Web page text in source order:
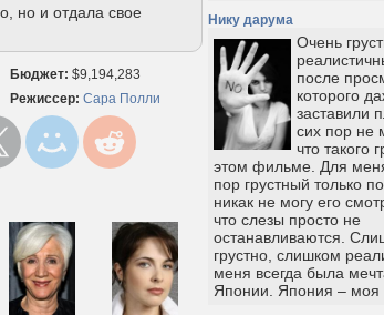
но и отдала свое
Бюджет: $9,194,283
Режиссер: Сара Полли
Нику дарума
Очень
после
которого
заставили
сих пор не
что такого
этом фильме. Для
пор грустный только
никак не могу его
что слезы просто не
останавливаются.
грустно, слишком
меня всегда была
Японии. Япония – моя